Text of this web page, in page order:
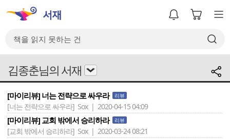
김종춘님의 서재
[마이리뷰] 너는 전략으로 싸우라 리뷰
[너는 전략으로 싸우라] Sox | 2020-04-15 04:09
[마이리뷰] 교회 밖에서 승리하라 리뷰
[교회 밖에서 승리하라] Sox | 2020-03-24 08:21